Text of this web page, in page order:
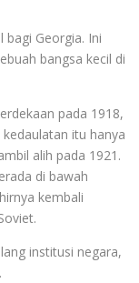
bagi Georgia. Ini
bangsa kecil di
pada 1918,
itu hanya
alih pada 1921.
di bawah
kembali
institusi negara,